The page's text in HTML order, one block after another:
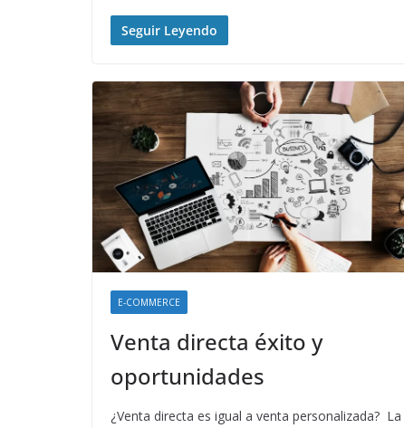
Seguir Leyendo
E-COMMERCE
Venta directa éxito y
oportunidades
¿Venta directa es igual a venta personalizada? La